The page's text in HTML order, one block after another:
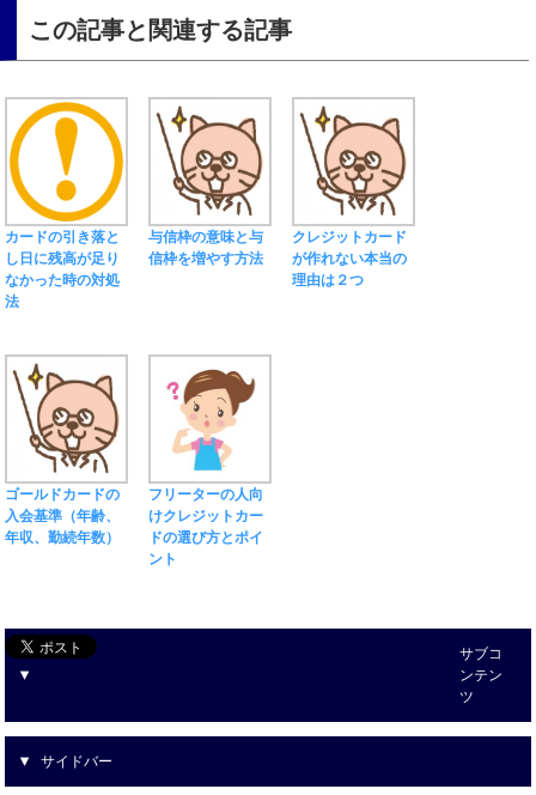
この記事と関連する記事
カードの引き落と
し日に残高が足り
なかった時の対処
法
与信枠の意味と与
信枠を増やす方法
クレジットカード
が作れない本当の
理由は２つ
ゴールドカードの
入会基準（年齢、
年収、勤続年数）
フリーターの人向
けクレジットカー
ドの選び方とポイ
ント
サブコ
ンテン
ツ
サイドバー